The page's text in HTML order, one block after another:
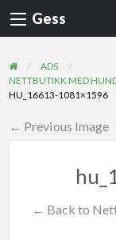
Gess
ADS
NETTBUTIKK MED
HU_16613-1081×1596
← Previous Image
← Back to